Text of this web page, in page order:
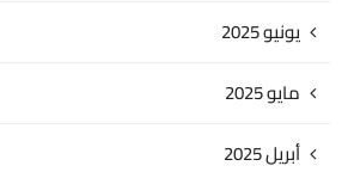
يونيو 2025
مايو 2025
أبريل 2025